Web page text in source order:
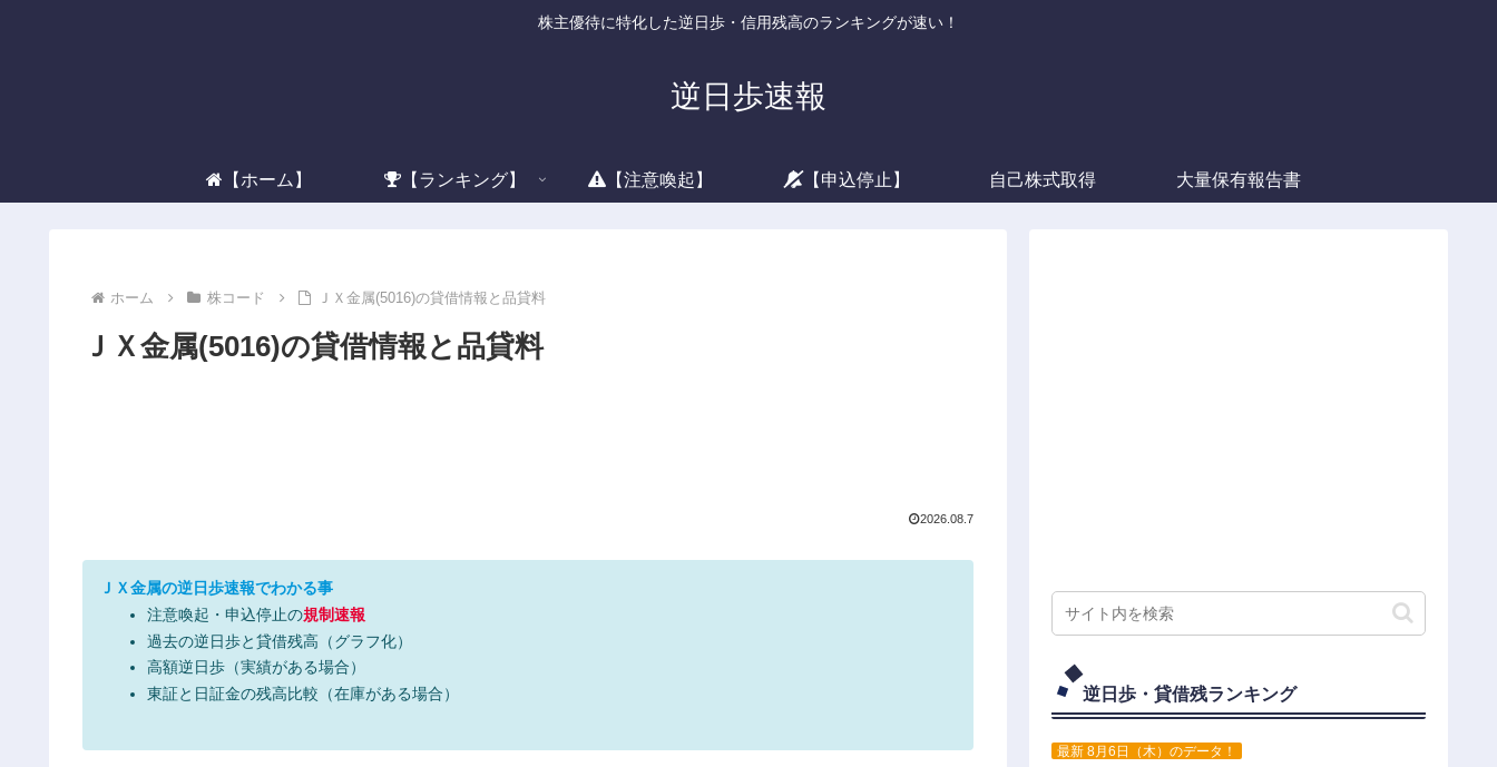
株主優待に特化した逆日歩・信用残高のランキングが速い！
逆日歩速報
【ホーム】 【ランキング】 【注意喚起】 【申込停止】 自己株式取得 大量保有報告書
ホーム 株コード ＪＸ金属(5016)の貸借情報と品貸料
ＪＸ金属(5016)の貸借情報と品貸料
2026.08.7
ＪＸ金属の逆日歩速報でわかる事
注意喚起・申込停止の規制速報
過去の逆日歩と貸借残高（グラフ化）
高額逆日歩（実績がある場合）
東証と日証金の残高比較（在庫がある場合）
逆日歩・貸借残ランキング
最新 8月6日（木）のデータ！